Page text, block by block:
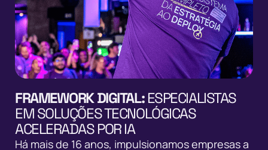
FRAMEWORK DIGITAL:ESPECIALISTAS
EM SOLUÇÕES TECNOLÓGICAS
ACELERADAS POR IA
Há mais de 16 anos, impulsionamos empresas a